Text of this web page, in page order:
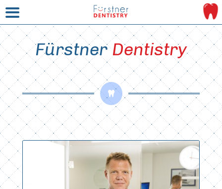
Fürstner Dentistry
